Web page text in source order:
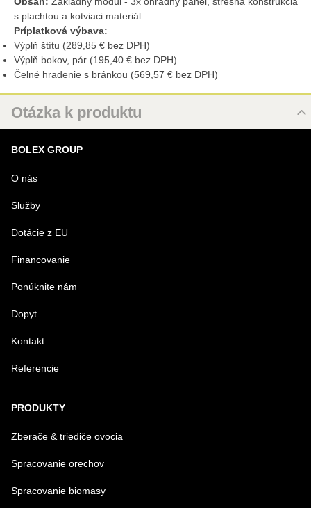
s plachtou a kotviaci materiál.
Príplatková výbava:
Výplň štítu (289,85 € bez DPH)
Výplň bokov, pár (195,40 € bez DPH)
Čelné hradenie s bránkou (569,57 € bez DPH)
Otázka k produktu
MENO
VÁŠ E-MAIL
VAŠA OTÁZKA K PRODUKTU
Odoslať
BOLEX GROUP
O nás
Služby
Dotácie z EU
Financovanie
Ponúknite nám
Dopyt
Kontakt
Referencie
PRODUKTY
Zberače & triediče ovocia
Spracovanie orechov
Spracovanie biomasy